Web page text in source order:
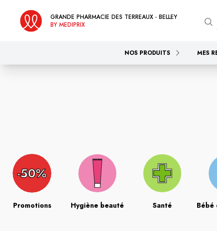
GRANDE PHARMACIE DES TERREAUX - BELLEY
BY MEDIPRIX
NOS PRODUITS MES
Promotions Hygiène beauté Santé Bébé